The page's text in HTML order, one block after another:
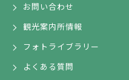
お問い合わせ
観光案内所情報
フォトライブラリー
よくある質問